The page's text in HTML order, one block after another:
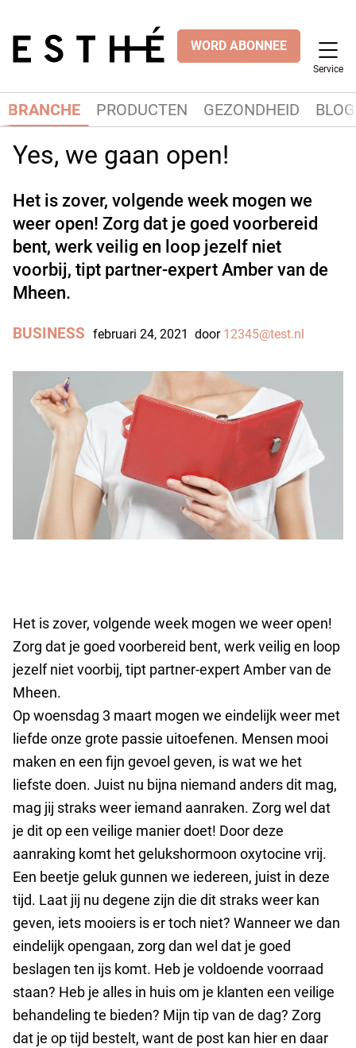
WORD ABONNEE
Service
BRANCHE PRODUCTEN GEZONDHEID
Yes, we gaan open!
Het is zover, volgende week mogen we
weer open! Zorg dat je goed voorbereid
bent, werk veilig en loop jezelf niet
voorbij, tipt partner-expert Amber van de
Mheen.
BUSINESS februari 24, 2021 door 12345@test.nl
Het is zover, volgende week mogen we weer open!
Zorg dat je goed voorbereid bent, werk veilig en loop
jezelf niet voorbij, tipt partner-expertAmber van de
Mheen.
Op woensdag 3 maart mogen we eindelijk weer met
liefde onze grote passie uitoefenen. Mensen mooi
maken en een fijn gevoel geven, is wat we het
liefste doen. Juist nu bijna niemand anders dit mag,
mag jij straks weer iemand aanraken. Zorg wel dat
je dit op een veilige manier doet! Door deze
aanraking komt het gelukshormoon oxytocine vrij.
Een beetje geluk gunnen we iedereen, juist in deze
tijd. Laat jij nu degene zijn die dit straks weer kan
geven, iets mooiers is er toch niet? Wanneer we dan
eindelijk opengaan, zorg dan wel dat je goed
beslagen ten ijs komt. Heb je voldoende voorraad
staan? Heb je alles in huis om je klanten een veilige
behandeling te bieden? Mijn tip van de dag? Zorg
dat je op tijd bestelt, want de post kan hier en daar